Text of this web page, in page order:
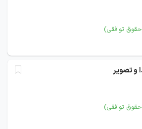
توافقی)
و تصویر
توافقی)